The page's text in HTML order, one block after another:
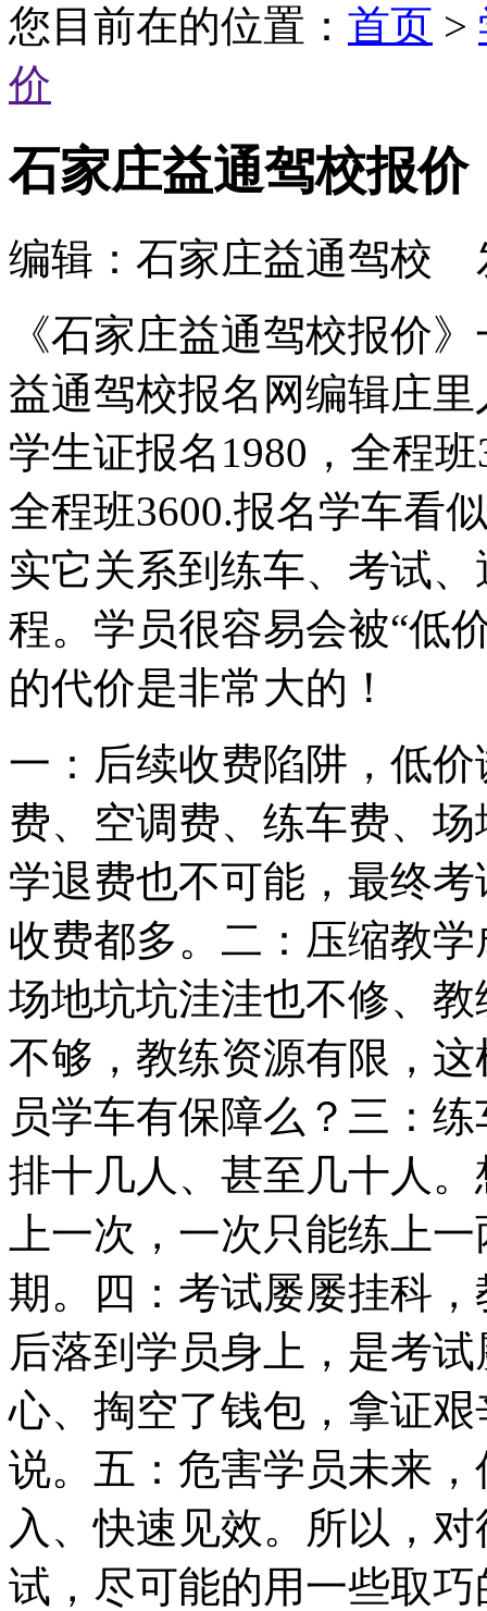
您目前在的位置： 首页 >
价
石家庄益通驾校报价
编辑：石家庄益通驾校
《石家庄益通驾校报价
益通驾校报名网编辑庄
学生证报名1980，全程
全程班3600.报名学车看
实它关系到练车、考试
程。学员很容易会被“低
的代价是非常大的！
一：后续收费陷阱，低
费、空调费、练车费、
学退费也不可能，最终
收费都多。二：压缩教
场地坑坑洼洼也不修、
不够，教练资源有限，
员学车有保障么？三：
排十几人、甚至几十人
上一次，一次只能练上
期。四：考试屡屡挂科
后落到学员身上，是考
心、掏空了钱包，拿证
说。五：危害学员未来
入、快速见效。所以，
试，尽可能的用一些取